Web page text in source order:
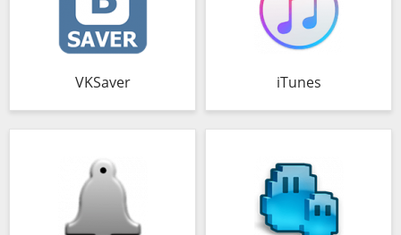
VKSaver iTunes